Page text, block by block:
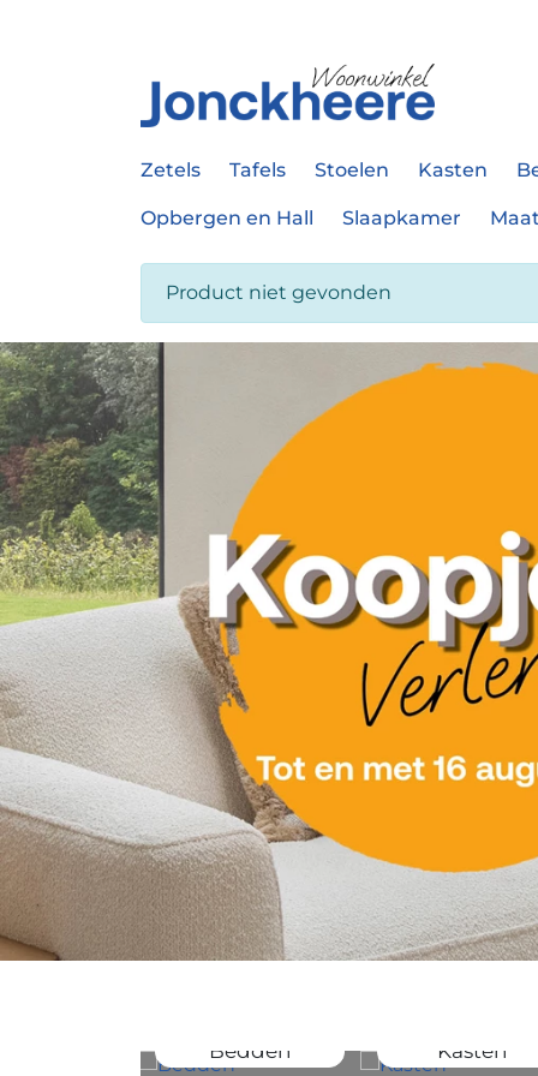
Zetels Tafels Stoelen Kasten
Opbergen en Hall Slaapkamer
Product niet gevonden
Bedden Kasten